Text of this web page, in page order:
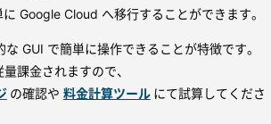
Google Cloud へ移行することができます。
GUI で簡単に操作できることが特徴です。
課金されますので、
の確認や 料金計算ツール にて試算してくださ